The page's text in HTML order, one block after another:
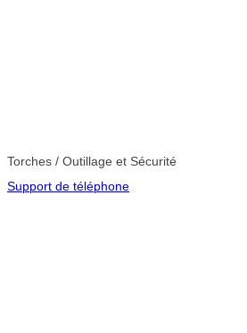
Torches / Outillage et Sécurité
Support de téléphone